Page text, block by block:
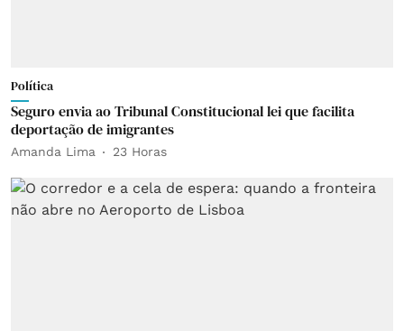
Política
Seguro envia ao Tribunal Constitucional lei que facilita
deportação de imigrantes
Amanda Lima 23 Horas